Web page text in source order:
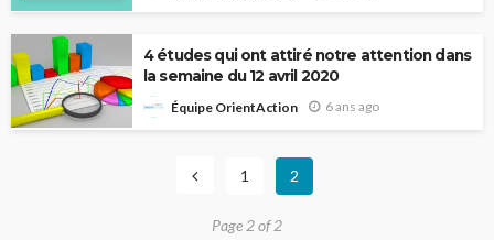
4 études qui ont attiré notre attention dans
la semaine du 12 avril 2020
Équipe OrientAction 6 ans ago
1 2
Page 2 of 2